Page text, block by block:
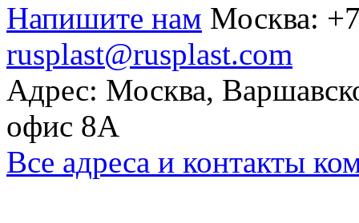
Напишите нам Москва:
rusplast@rusplast.com
Адрес: Москва,
офис 8А
Все адреса и контакты